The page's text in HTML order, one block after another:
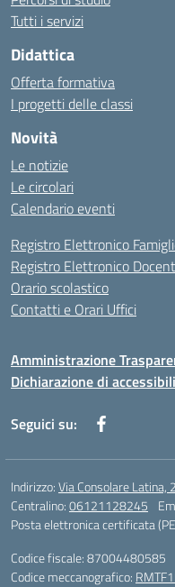
Tutti i servizi
Didattica
Offerta formativa
I progetti delle classi
Novità
Le notizie
Le circolari
Calendario eventi
Registro Elettronico
Registro Elettronico
Orario scolastico
Contatti e Orari Uffici
Amministrazione
Dichiarazione di
Seguici su:
Indirizzo:Via Consolare Latina,
Centralino:06121128245
Posta elettronica certificata
Codice fiscale: 87004480585
Codice meccanografico: